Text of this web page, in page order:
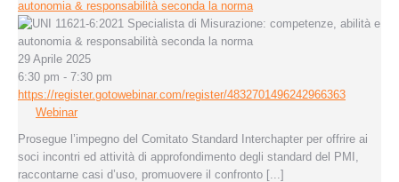
autonomia & responsabilità seconda la norma
29 Aprile 2025
6:30 pm - 7:30 pm
https://register.gotowebinar.com/register/4832701496242966363
Webinar
Prosegue l’impegno del Comitato Standard Interchapter per offrire ai
soci incontri ed attività di approfondimento degli standard del PMI,
raccontarne casi d’uso, promuovere il confronto [...]